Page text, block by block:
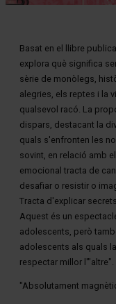
Basat en el llibre
explora què significa
sèrie de monòlegs,
alegries, els reptes i la
qualsevol racó. La
dispars, destacant la
quals s'enfronten les
sovint, en relació amb
emocional tracta de
desafiar o resistir o
Tracta d'explicar
Aquest és un
adolescents, però
adolescents als quals
respectar millor l'"altre".
"Absolutament